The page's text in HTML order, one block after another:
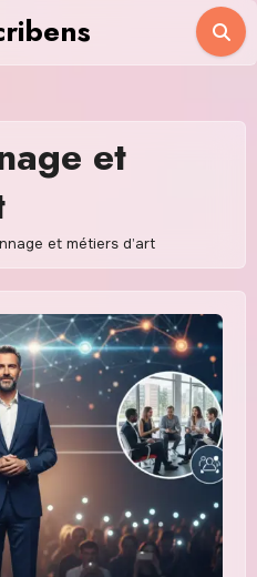
et
et métiers d’art